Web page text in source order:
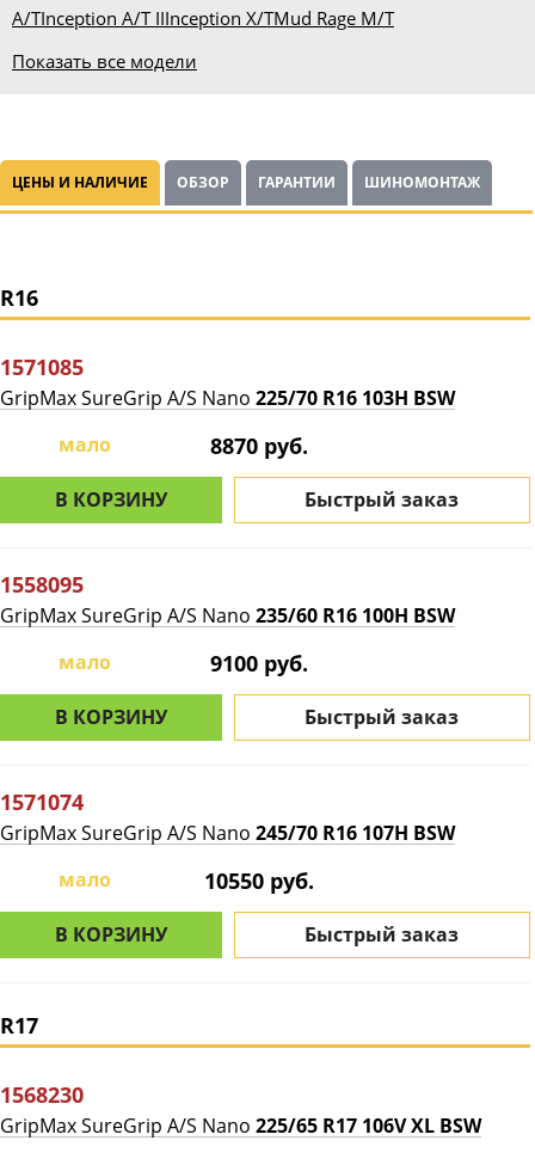
A/TInception A/T IIInception X/TMud Rage M/T
Показать все модели
ЦЕНЫ И НАЛИЧИЕ ОБЗОР ГАРАНТИИ ШИНОМОНТАЖ
R16
1571085
GripMax SureGrip A/S Nano 225/70 R16 103H BSW
мало
8870 руб.
В КОРЗИНУ Быстрый заказ
1558095
GripMax SureGrip A/S Nano 235/60 R16 100H BSW
мало
9100 руб.
В КОРЗИНУ Быстрый заказ
1571074
GripMax SureGrip A/S Nano 245/70 R16 107H BSW
мало
10550 руб.
В КОРЗИНУ Быстрый заказ
R17
1568230
GripMax SureGrip A/S Nano 225/65 R17 106V XL BSW